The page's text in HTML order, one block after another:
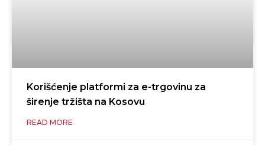
Korišćenje platformi za e-trgovinu za
širenje tržišta na Kosovu
READ MORE